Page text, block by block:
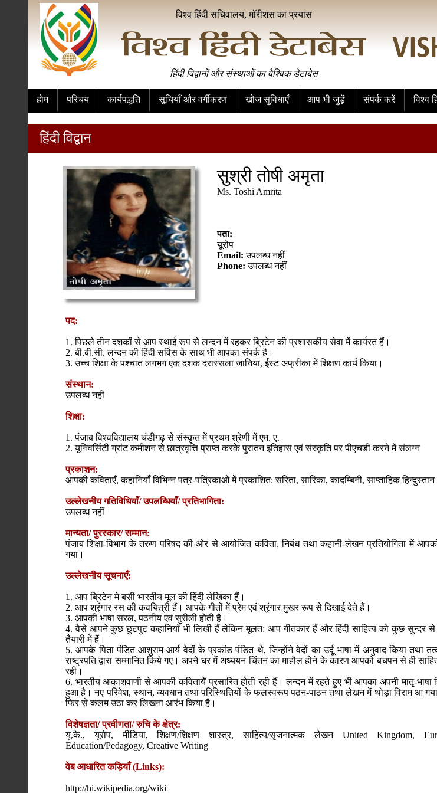
विश्व हिंदी सचिवालय, मॉरीशस का प्रयास
हिंदी विद्वानों और संस्थाओं का वैश्विक डेटाबेस
होम परिचय कार्यपद्धति सूचियाँ और वर्गीकरण खोज सुविधाएँ आप भी जुड़ें संपर्क करें विश्व
हिंदी विद्वान
सुश्री तोषी अमृता
Ms. Toshi Amrita
पता:
यूरोप
Email:उपलब्ध नहीं
Phone:उपलब्ध नहीं
पद:
1. पिछले तीन दशकों से आप स्थाई रूप से लन्दन में रहकर ब्रिटेन की प्रशासकीय सेवा में कार्यरत हैं।
2. बी.बी.सी. लन्दन की हिंदी सर्विस के साथ भी आपका संपर्क है।
3. उच्च शिक्षा के पश्चात लगभग एक दशक दरास्सला जानिया, ईस्ट अफ्रीका में शिक्षण कार्य किया।
संस्थान:
उपलब्ध नहीं
शिक्षा:
1. पंजाब विश्वविद्यालय चंडीगढ़ से संस्कृत में प्रथम श्रेणी में एम. ए.
2. यूनिवर्सिटी ग्रांट कमीशन से छात्रवृत्ति प्राप्त करके पुरातन इतिहास एवं संस्कृति पर पीएचडी करने में संलग्न
प्रकाशन:
आपकी कविताएँ, कहानियाँ विभिन्न पत्र-पत्रिकाओं में प्रकाशित: सरिता, सारिका, कादम्बिनी, साप्ताहिक हिन्दुस्तान
उल्लेखनीय गतिविधियाँ/ उपलब्धियाँ/ प्रतिभागिता:
उपलब्ध नहीं
मान्यता/ पुरस्कार/ सम्मान:
पंजाब शिक्षा-विभाग के तरुण परिषद की ओर से आयोजित कविता, निबंध तथा कहानी-लेखन प्रतियोगिता में
गया।
उल्लेखनीय सूचनाएँ:
1. आप ब्रिटेन मे बसी भारतीय मूल की हिंदी लेखिका हैं।
2. आप श्रृंगार रस की कवयित्री हैं। आपके गीतों में प्रेम एवं श्रृंगार मुखर रूप से दिखाई देते हैं।
3. आपकी भाषा सरल, पठनीय एवं सुरीली होती है।
4. वैसे आपने कुछ छुटपुट कहानियाँ भी लिखी हैं लेकिन मूलत: आप गीतकार हैं और हिंदी साहित्य को कुछ सुन्दर से
तैयारी में हैं।
5. आपके पिता पंडित आशुराम आर्य वेदों के प्रकांड पंडित थे, जिन्होंने वेदों का उर्दू भाषा में अनुवाद किया तथा
राष्ट्रपति द्वारा सम्मानित किये गए। अपने घर में अध्ययन चिंतन का माहौल होने के कारण आपको बचपन से ही
रही।
6. भारतीय आकाशवाणी से आपकी कवितायेँ प्रसारित होती रही हैं। लन्दन में रहते हुए भी आपका अपनी मातृ-भाषा
हुआ है। नए परिवेश, स्थान, व्यवधान तथा परिस्थितियों के फलस्वरूप पठन-पाठन तथा लेखन में थोड़ा विराम आ
फिर से कलम उठा कर लिखना आरंभ किया है।
विशेषज्ञता/ प्रवीणता/ रुचि के क्षेत्र:
यू.के., यूरोप, मीडिया, शिक्षण/शिक्षण शास्त्र, साहित्य/सृजनात्मक लेखन United Kingdom,
Education/Pedagogy, Creative Writing
वेब आधारित कड़ियाँ (Links):
http://hi.wikipedia.org/wiki